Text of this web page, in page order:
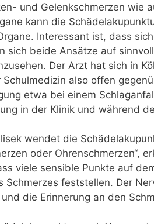
und Gelenkschmerzen
kann die
Interessant ist, dass
sich beide Ansätze auf
Der Arzt hat sich in
also offen
etwa bei einem
in der Klinik und während
wendet die
oder Ohrenschmerzen“,
viele sensible Punkte auf
Schmerzes feststellen. Der
die Erinnerung an den